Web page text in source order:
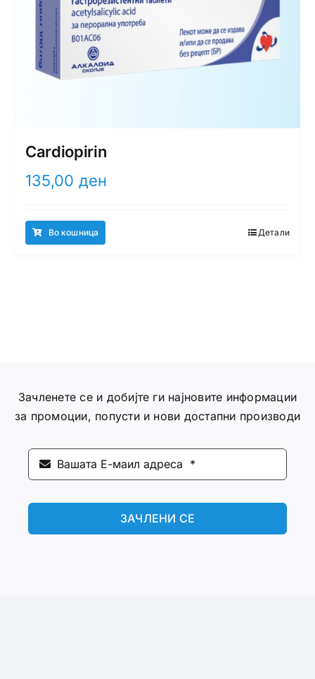
Cardiopirin
135,00 ден
Во кошница Детали
Зачленете се и добијте ги најновите информации
за промоции, попусти и нови достапни производи
ЗАЧЛЕНИ СЕ